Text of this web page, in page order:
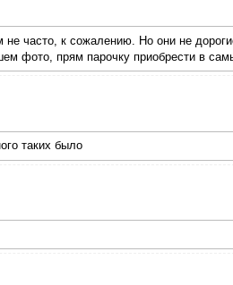
часто, к сожалению. Но они не
фото, прям парочку приобрести в
таких было